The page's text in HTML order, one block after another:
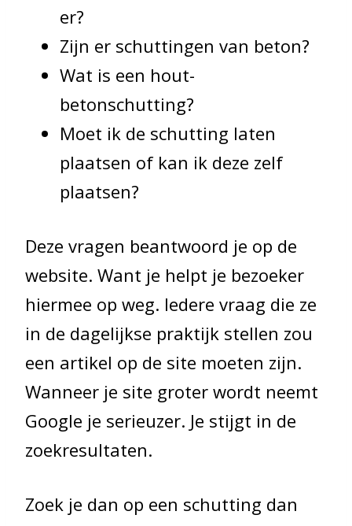
er?
Zijn er schuttingen van beton?
Wat is een hout-
betonschutting?
Moet ik de schutting laten
plaatsen of kan ik deze zelf
plaatsen?
Deze vragen beantwoord je op de
website. Want je helpt je bezoeker
hiermee op weg. Iedere vraag die ze
in de dagelijkse praktijk stellen zou
een artikel op de site moeten zijn.
Wanneer je site groter wordt neemt
Google je serieuzer. Je stijgt in de
zoekresultaten.
Zoek je dan op een schutting dan